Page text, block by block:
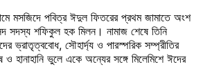
মসজিদে পবিত্র ঈদুল ফিতরের প্রথম জামাতে অংশ
সদস্য শফিকুল হক মিলন। নামাজ শেষে তিনি
ভ্রাতৃত্ববোধ, সৌহার্দ্য ও পারস্পরিক সম্প্রীতির
ও হানাহানি ভুলে একে অন্যের সঙ্গে মিলেমিশে ঈদের